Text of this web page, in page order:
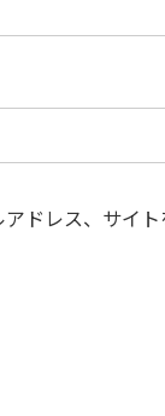
ドレス、サイト